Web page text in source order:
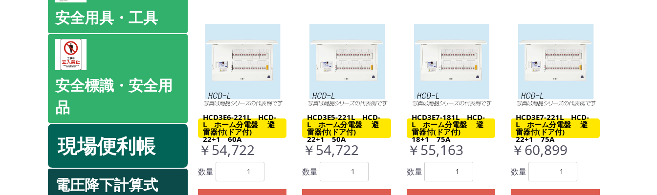
安全用具・工具
安全標識・安全用
品
現場便利帳
電圧降下計算式
HCD3E6-221L HCD-
L ホーム分電盤 避
雷器付(ドア付)
22+1 60A
￥54,722
数量
HCD3E5-221L HCD-
L ホーム分電盤 避
雷器付(ドア付)
22+1 50A
￥54,722
数量
HCD3E7-181L HCD-
L ホーム分電盤 避
雷器付(ドア付)
18+1 75A
￥55,163
数量
HCD3E7-221L HCD-
L ホーム分電盤 避
雷器付(ドア付)
22+1 75A
￥60,899
数量